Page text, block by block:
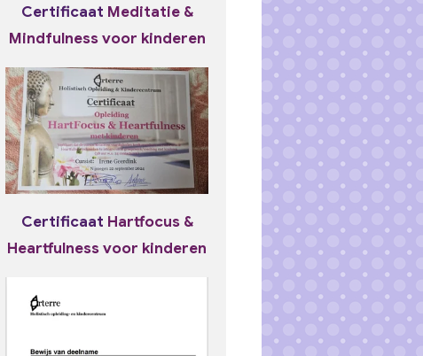
Certificaat Meditatie &
Mindfulness voor kinderen
Certificaat Hartfocus &
Heartfulness voor kinderen